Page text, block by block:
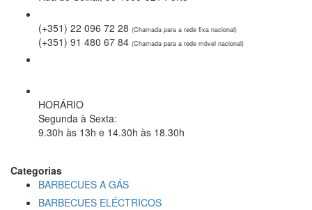
(+351) 22 096 72 28 (Chamada para a rede fixa nacional)
(+351) 91 480 67 84 (Chamada para a rede móvel nacional)
HORÁRIO
Segunda à Sexta:
9.30h às 13h e 14.30h às 18.30h
Categorias
BARBECUES A GÁS
BARBECUES ELÉCTRICOS